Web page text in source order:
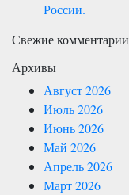
России.
Свежие комментарии
Архивы
Август 2026
Июль 2026
Июнь 2026
Май 2026
Апрель 2026
Март 2026